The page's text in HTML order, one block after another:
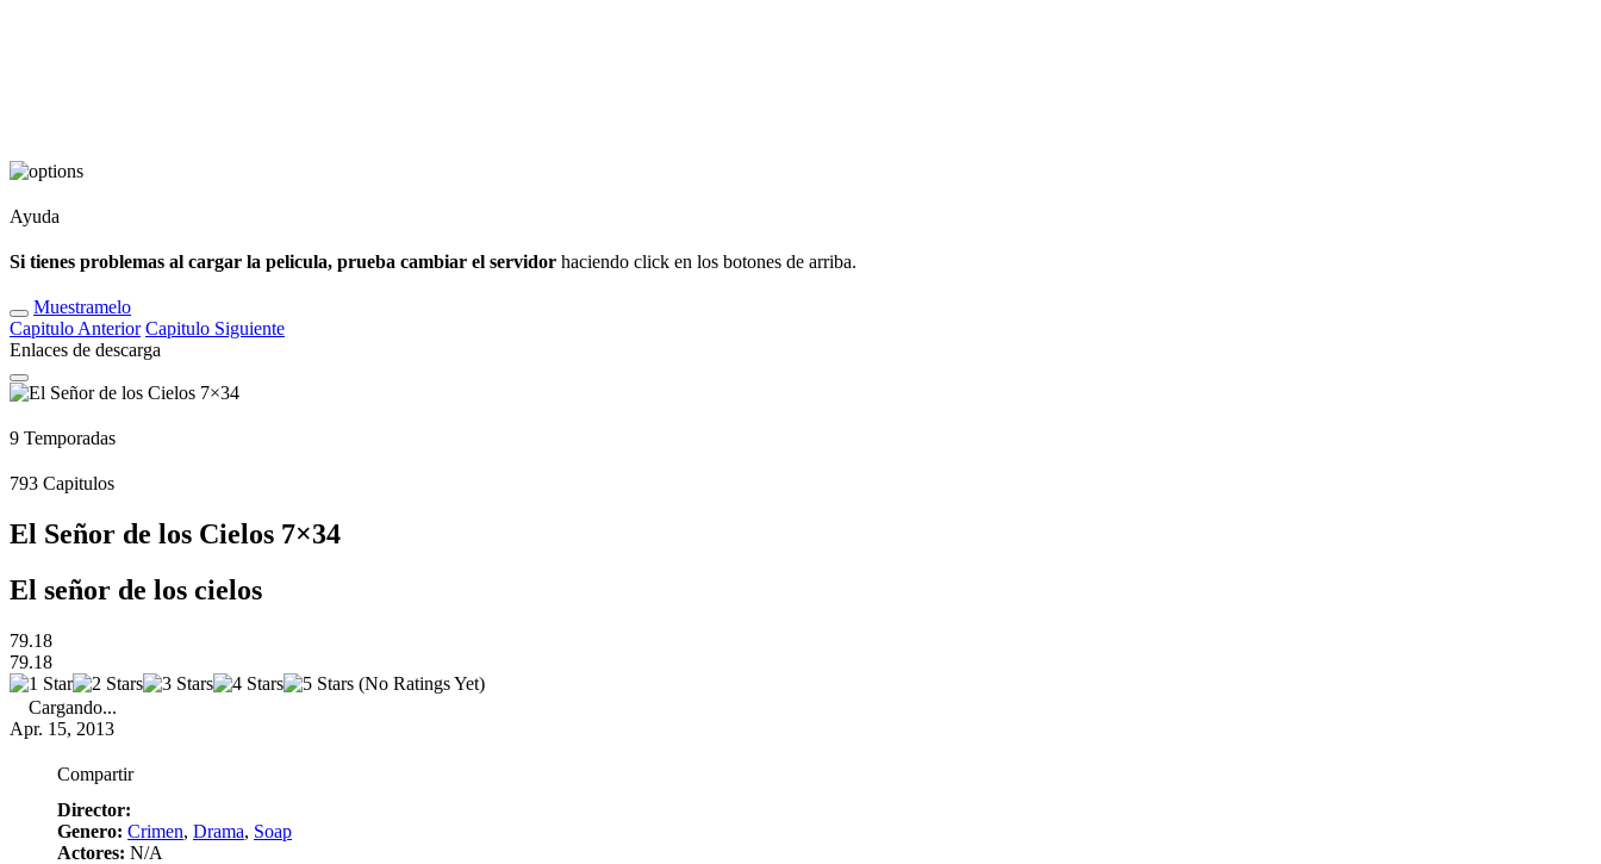
Ayuda
Si tienes problemas al cargar la pelicula, prueba cambiar el servidor haciendo click en los botones de arriba.
Muestramelo
Capitulo Anterior Capitulo Siguiente
Enlaces de descarga
9 Temporadas
793 Capitulos
El Señor de los Cielos 7×34
El señor de los cielos
79.18
79.18
(No Ratings Yet)
Cargando...
Apr. 15, 2013
Compartir
Director:
Genero: Crimen, Drama, Soap
Actores: N/A